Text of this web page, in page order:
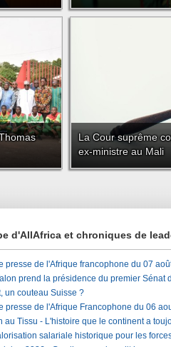
La Cour suprême
ex-ministre au Mali
d'AllAfrica et chroniques de
presse de l'Afrique francophone du 07
prend la présidence du premier Sénat
un couteau Suisse ?
presse de l'Afrique Francophone du 06
au Tissu - L'histoire que le continent a
salariale historique pour les